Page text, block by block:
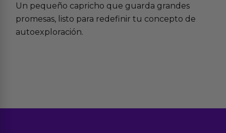
Un pequeño capricho que guarda grandes
promesas, listo para redefinir tu concepto de
autoexploración.